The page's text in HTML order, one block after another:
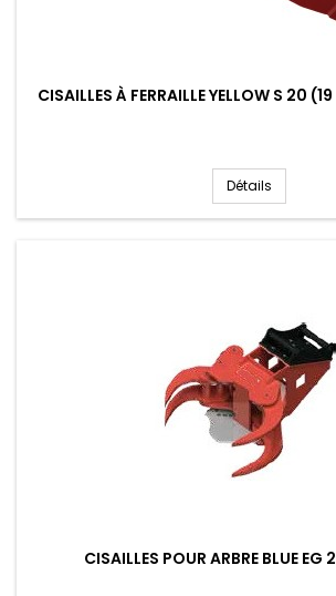
CISAILLES À FERRAILLE YELLOW S 20
Détails
CISAILLES POUR ARBRE BLUE